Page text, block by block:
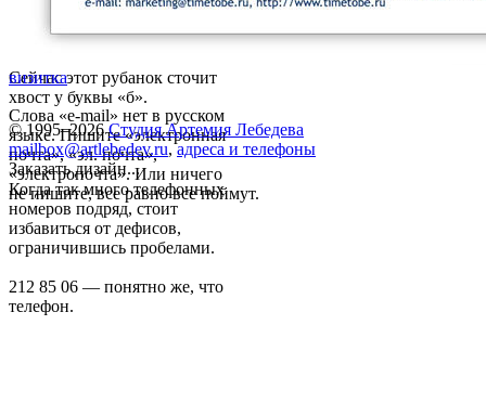
Сейчас этот рубанок сточит
хвост у буквы «б».
Слова «e-mail» нет в русском
языке. Пишите «электронная
почта», «эл. почта»,
«электропочта». Или ничего
не пишите, все равно все поймут.
Когда так много телефонных
номеров подряд, стоит
избавиться от дефисов,
ограничившись пробелами.
212 85 06 — понятно же, что
телефон.
визитка
© 1995–2026 Студия Артемия Лебедева
mailbox@artlebedev.ru, адреса и телефоны
Заказать дизайн...